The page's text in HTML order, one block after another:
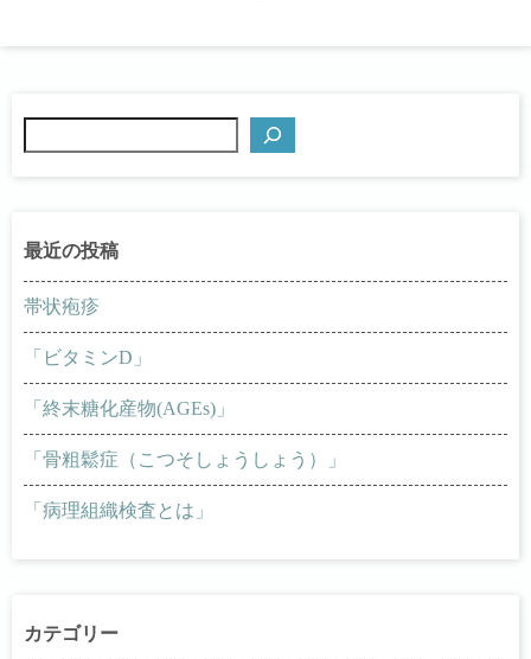
帯状疱疹
「ビタミンD」
「終末糖化産物(AGEs)」
「骨粗鬆症（こつそしょうしょう）」
「病理組織検査とは」